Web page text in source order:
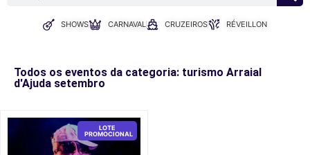
SHOWS CARNAVAL CRUZEIROS RÉVEILLON
Todos os eventos da categoria: turismo Arraial
d'Ajuda setembro
LOTE
PROMOCIONAL